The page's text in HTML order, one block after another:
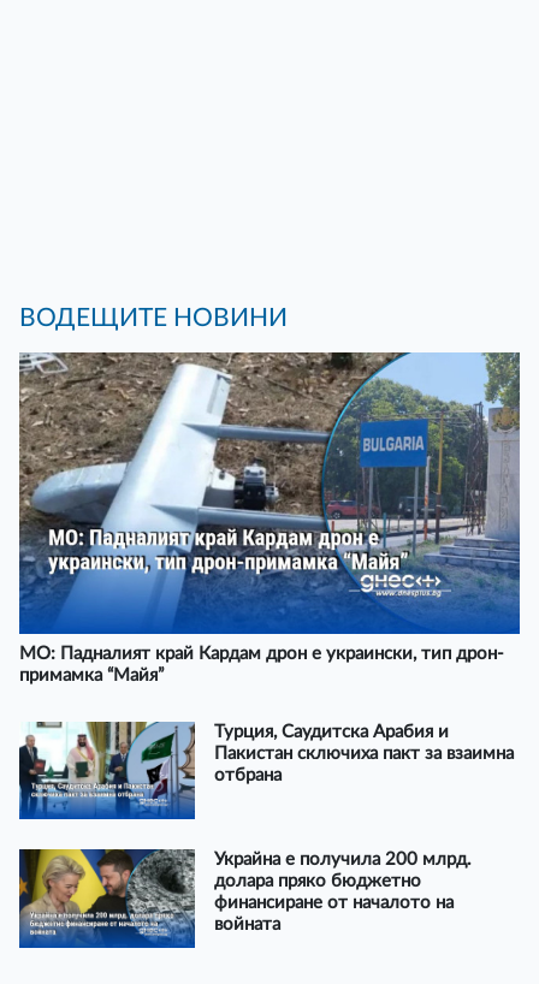
ВОДЕЩИТЕ НОВИНИ
МО: Падналият край Кардам дрон е украински, тип дрон-
примамка “Майя”
Турция, Саудитска Арабия и
Пакистан сключиха пакт за взаимна
отбрана
Украйна е получила 200 млрд.
долара пряко бюджетно
финансиране от началото на
войната